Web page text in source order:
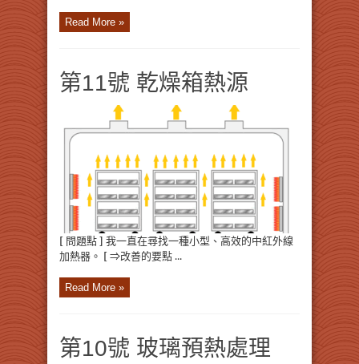
Read More »
第11號 乾燥箱熱源
[ 問題點 ] 我一直在尋找一種小型、高效的中紅外線
加熱器。 [ ⇒改善的要點 ...
Read More »
第10號 玻璃預熱處理